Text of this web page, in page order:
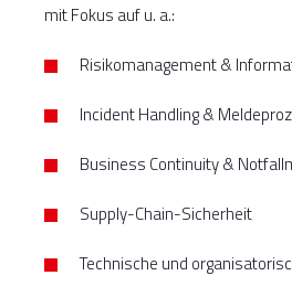
mit Fokus auf u. a.:
Risikomanagement &
Incident Handling &
Business Continuity &
Supply-Chain-Sicherheit
Technische und